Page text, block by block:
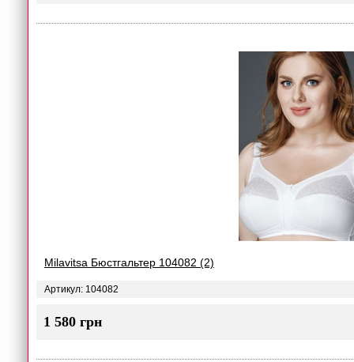
Milavitsa Бюстгальтер 104082 (2)
Артикул: 104082
1 580 грн